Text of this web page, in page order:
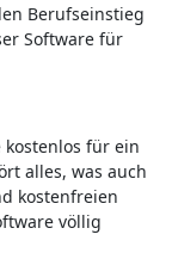
Berufseinstieg
Software für
kostenlos für ein
alles, was auch
kostenfreien
völlig